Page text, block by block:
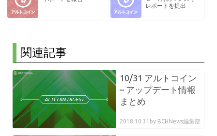
レポートを提出
関連記事
10/31 アルトコイン
– アップデート情報
まとめ
2018.10.31 by BCHNews編集部